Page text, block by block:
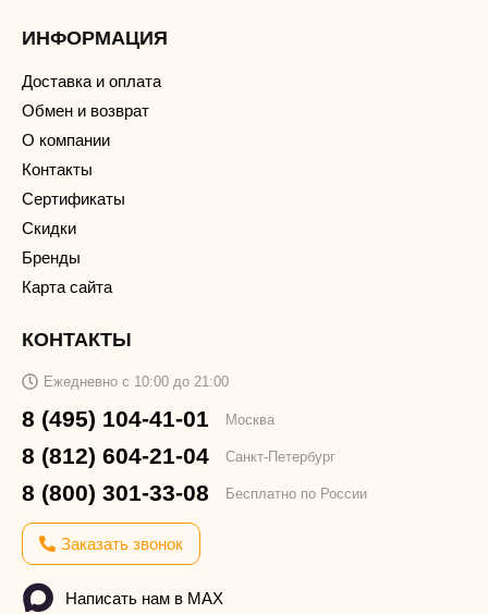
ИНФОРМАЦИЯ
Доставка и оплата
Обмен и возврат
О компании
Контакты
Сертификаты
Скидки
Бренды
Карта сайта
КОНТАКТЫ
Ежедневно с 10:00 до 21:00
8 (495) 104-41-01 Москва
8 (812) 604-21-04 Санкт-Петербург
8 (800) 301-33-08 Бесплатно по России
Заказать звонок
Написать нам в MAX